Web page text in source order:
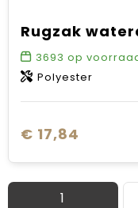
3693 op
Polyester
€ 17,84
1